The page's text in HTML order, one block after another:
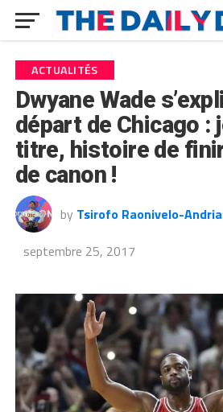
ACTUALITÉS
Dwyane Wade
départ de Chicago :
titre, histoire de
de canon !
by Tsirofo Raonivelo-
septembre 25, 2017